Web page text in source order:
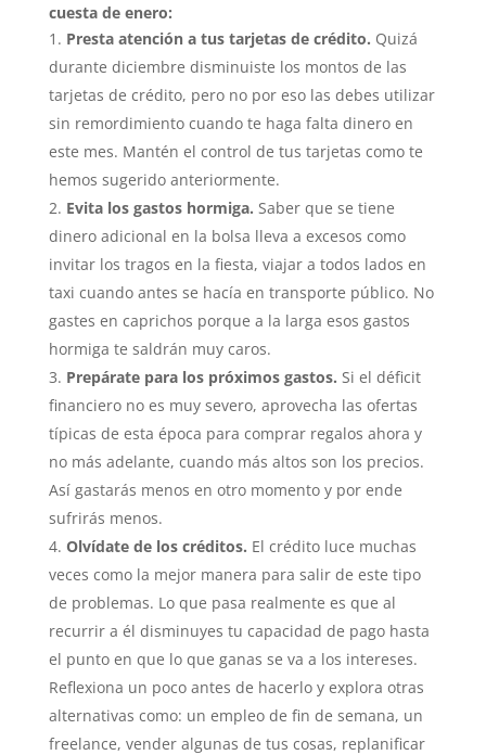
cuesta de enero:
Presta atención a tus tarjetas de crédito. Quizá
durante diciembre disminuiste los montos de las
tarjetas de crédito, pero no por eso las debes utilizar
sin remordimiento cuando te haga falta dinero en
este mes. Mantén el control de tus tarjetas como te
hemos sugerido anteriormente.
Evita los gastos hormiga. Saber que se tiene
dinero adicional en la bolsa lleva a excesos como
invitar los tragos en la fiesta, viajar a todos lados en
taxi cuando antes se hacía en transporte público. No
gastes en caprichos porque a la larga esos gastos
hormiga te saldrán muy caros.
Prepárate para los próximos gastos. Si el déficit
financiero no es muy severo, aprovecha las ofertas
típicas de esta época para comprar regalos ahora y
no más adelante, cuando más altos son los precios.
Así gastarás menos en otro momento y por ende
sufrirás menos.
Olvídate de los créditos. El crédito luce muchas
veces como la mejor manera para salir de este tipo
de problemas. Lo que pasa realmente es que al
recurrir a él disminuyes tu capacidad de pago hasta
el punto en que lo que ganas se va a los intereses.
Reflexiona un poco antes de hacerlo y explora otras
alternativas como: un empleo de fin de semana, un
freelance, vender algunas de tus cosas, replanificar